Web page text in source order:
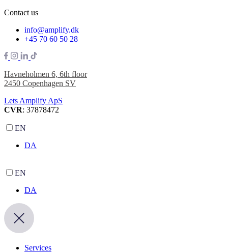
Contact us
info@amplify.dk
+45 70 60 50 28
Havneholmen 6, 6th floor
2450 Copenhagen SV
Lets Amplify ApS
CVR: 37878472
EN
DA
EN
DA
Services